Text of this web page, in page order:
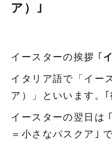
ア）｣
イースターの挨拶 ｢
イタリア語で「イー
ア）」といいます。｢
イースターの翌日は
＝小さなパスクア｣